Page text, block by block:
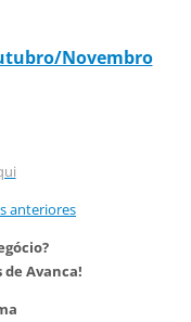
Novembro
anteriores
Avanca!